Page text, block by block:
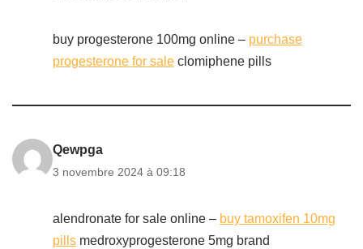
buy progesterone 100mg online – purchase
progesterone for sale clomiphene pills
Qewpga
3 novembre 2024 à 09:18
alendronate for sale online – buy tamoxifen 10mg
pills medroxyprogesterone 5mg brand